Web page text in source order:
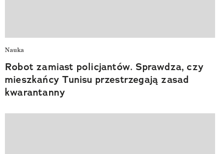
Nauka
Robot zamiast policjantów. Sprawdza, czy
mieszkańcy Tunisu przestrzegają zasad
kwarantanny